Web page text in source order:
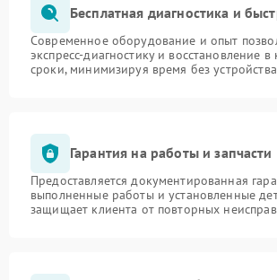
Бесплатная диагностика и
Современное оборудование и опыт
экспресс-диагностику и восстановление
сроки, минимизируя время без устройства
Гарантия на работы и запчасти
Предоставляется документированная
выполненные работы и установленные
защищает клиента от повторных